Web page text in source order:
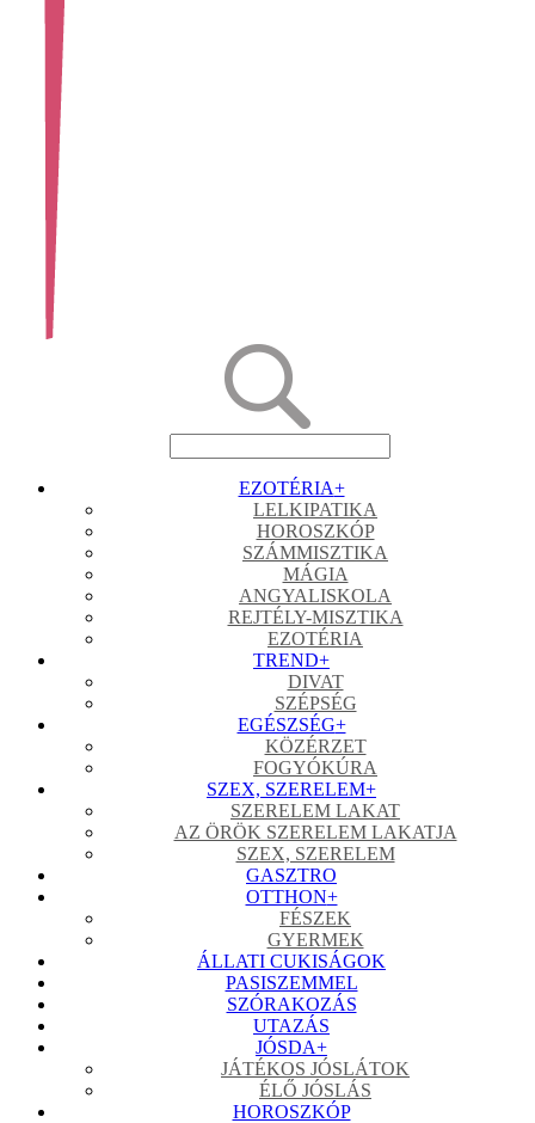
EZOTÉRIA+
LELKIPATIKA
HOROSZKÓP
SZÁMMISZTIKA
MÁGIA
ANGYALISKOLA
REJTÉLY-MISZTIKA
EZOTÉRIA
TREND+
DIVAT
SZÉPSÉG
EGÉSZSÉG+
KÖZÉRZET
FOGYÓKÚRA
SZEX, SZERELEM+
SZERELEM LAKAT
AZ ÖRÖK SZERELEM LAKATJA
SZEX, SZERELEM
GASZTRO
OTTHON+
FÉSZEK
GYERMEK
ÁLLATI CUKISÁGOK
PASISZEMMEL
SZÓRAKOZÁS
UTAZÁS
JÓSDA+
JÁTÉKOS JÓSLÁTOK
ÉLŐ JÓSLÁS
HOROSZKÓP